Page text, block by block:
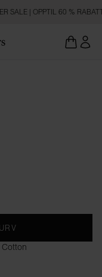
SALE | OPPTIL 60 %